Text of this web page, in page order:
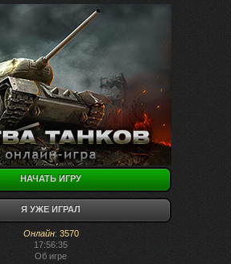
НАЧАТЬ ИГРУ
Я УЖЕ ИГРАЛ
Онлайн: 3570
17:56:35
Об игре